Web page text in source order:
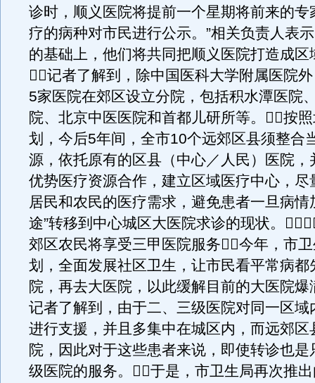
诊时，顺义医院将提前一个星期将前来的专
疗的病种对市民进行公示。”相关负责人表
的基础上，他们将共同把顺义医院打造成区
记者了解到，除中国医科大学附属医院
5家医院在郊区设立分院，包括积水潭医院
院、北京中医医院和首都儿研所等。按
划，今后5年间，全市10个远郊区县须整合
源，依托原有的区县（中心／人民）医院，
优势医疗资源合作，建立区域医疗中心，尽
居民和农民的医疗需求，避免患者一旦病情
途”转移到中心城区大医院求诊的现状。
郊区农民将享受三甲医院服务今年，市
划，全面发展社区卫生，让市民看平常病都
院，再去大医院，以此缓解目前的大医院
记者了解到，由于二、三级医院对同一区域
进行支援，并且多集中在城区内，而远郊区
院，因此对于这些患者来说，即使转诊也是
级医院的服务。于是，市卫生局再次推